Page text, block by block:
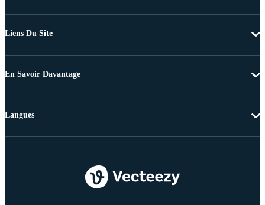
Liens Du Site
En Savoir Davantage
Langues